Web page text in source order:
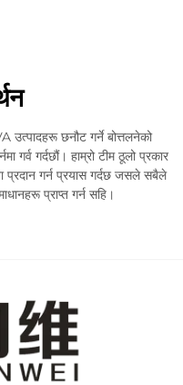
उत्पादहरू छनौट गर्ने बोत्तलनेको
गर्व गर्दछौं। हाम्रो टीम ठूलो प्रकार
गर्न प्रयास गर्दछ जसले सबैले
प्राप्त गर्न सहि।